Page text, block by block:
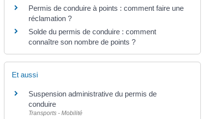
Permis de conduire à points : comment faire une
réclamation ?
Solde du permis de conduire : comment
connaître son nombre de points ?
Et aussi
Suspension administrative du permis de
conduire
Transports - Mobilité